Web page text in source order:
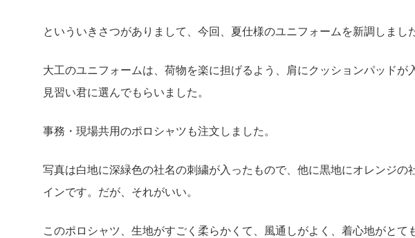
といういきさつがありまして、今回、夏仕様のユニフォームを新調しました
大工のユニフォームは、荷物を楽に担げるよう、肩にクッションパッドが
見習い君に選んでもらいました。
事務・現場共用のポロシャツも注文しました。
写真は白地に深緑色の社名の刺繍が入ったもので、他に黒地にオレンジ
インです。だが、それがいい。
このポロシャツ、生地がすごく柔らかくて、風通しがよく、着心地がと